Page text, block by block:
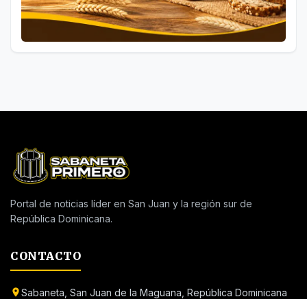
Portal de noticias líder en San Juan y la región sur de
República Dominicana.
CONTACTO
Sabaneta, San Juan de la Maguana, República Dominicana